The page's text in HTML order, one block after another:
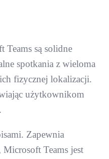
Teams są solidne
spotkania z wieloma
fizycznej lokalizacji.
użytkownikom
Zapewnia
Teams jest